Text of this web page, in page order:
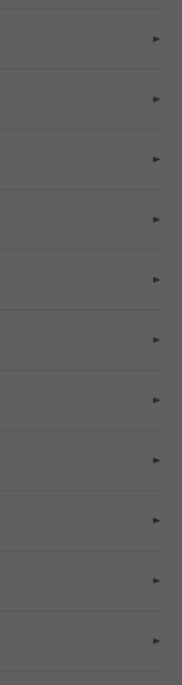
イツ）